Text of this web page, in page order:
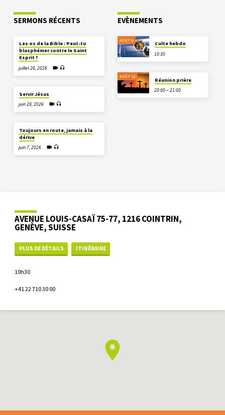
SERMONS RÉCENTS
Les os de la Bible : Peut-tu
blasphémer contre le Saint
Esprit ?
juillet 26, 2026
Servir Jésus
juin 28, 2026
Toujours en route, jamais à la
dérive
juin 7, 2026
EVÈNEMENTS
AOÛT 9
Culte hebdo
10:30
AOÛT 12
Réunion prière
20:00 – 21:00
AVENUE LOUIS-CASAÏ 75-77, 1216 COINTRIN,
GENÈVE, SUISSE
PLUS DE DÉTAILS ITINÉRAIRE
10h30
+41 22 710 30 00